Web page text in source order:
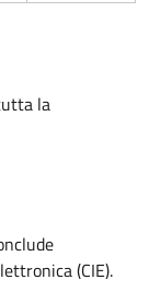
la
(CIE).